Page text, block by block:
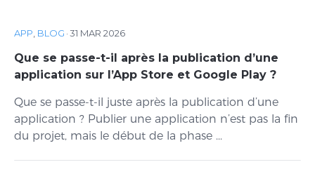
APP BLOG ·31 MAR 2026
Que se passe-t-il après la publication d’une
application sur l’App Store et Google Play ?
Que se passe-t-il juste après la publication d’une
application ? Publier une application n’est pas la fin
du projet, mais le début de la phase ...